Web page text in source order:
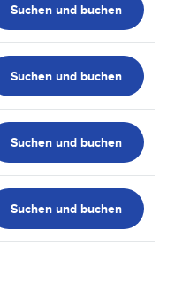
Suchen und buchen
Suchen und buchen
Suchen und buchen
Suchen und buchen